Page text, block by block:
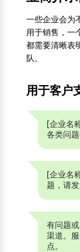
一些企业会为
用于销售，一
都需要清晰表
队。
用于客户
[企业名
各类问
[企业名
题，请
有问题
渠道。
点。